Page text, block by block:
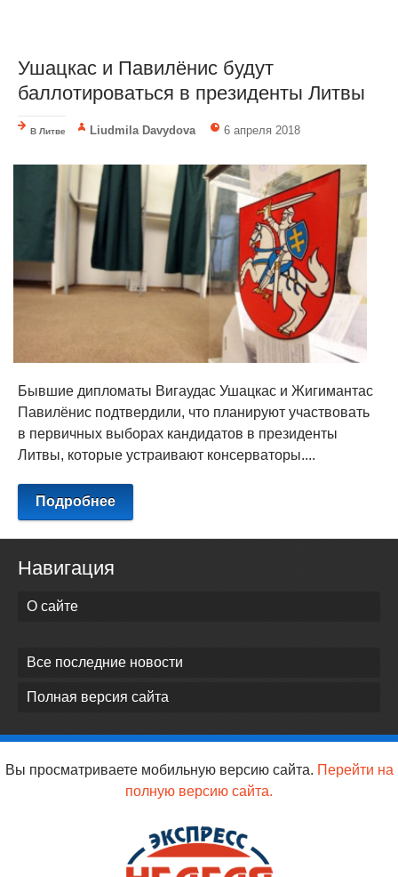
Ушацкас и Павилёнис будут
баллотироваться в президенты Литвы
В Литве Liudmila Davydova 6 апреля 2018
Бывшие дипломаты Вигаудас Ушацкас и Жигимантас
Павилёнис подтвердили, что планируют участвовать
в первичных выборах кандидатов в президенты
Литвы, которые устраивают консерваторы....
Подробнее
Навигация
О сайте
Все последние новости
Полная версия сайта
Вы просматриваете мобильную версию сайта. Перейти на
полную версию сайта.